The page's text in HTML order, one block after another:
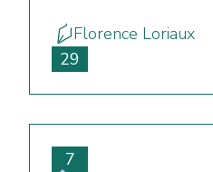
Florence Loriaux
29
7